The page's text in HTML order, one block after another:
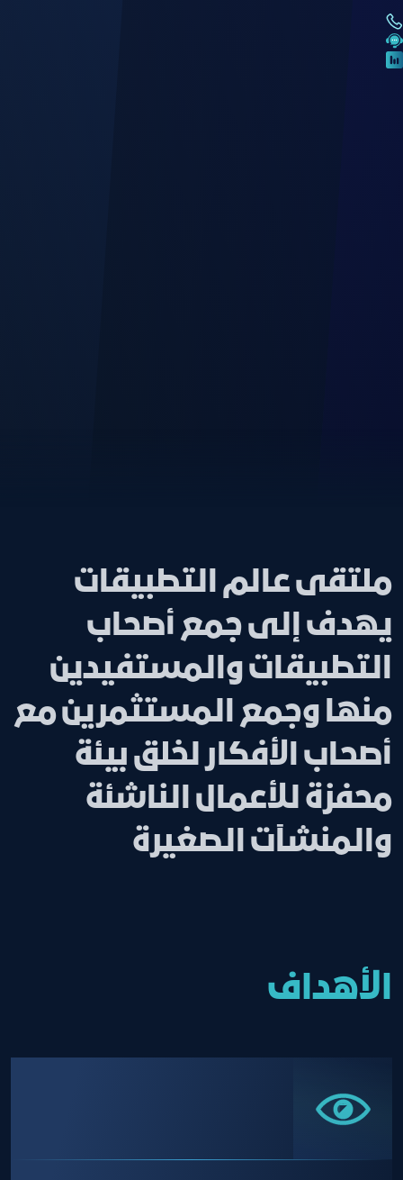
ملتقى عالم التطبيقات
يهدف إلى جمع أصحاب
التطبيقات والمستفيدين
منها وجمع المستثمرين مع
أصحاب الأفكار لخلق بيئة
محفزة للأعمال الناشئة
والمنشآت الصغيرة
الأهداف